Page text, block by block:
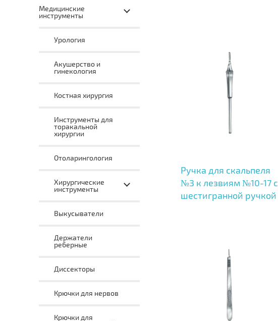
Медицинские
инструменты
Урология
Акушерство и
гинекология
Костная хирургия
Инструменты для
торакальной
хирургии
Отоларингология
Хирургические
инструменты
Выкусыватели
Держатели
реберные
Диссекторы
Крючки для нервов
Крючки для
Ручка для скальпеля
№3 к лезвиям №10-17 с
шестигранной ручкой